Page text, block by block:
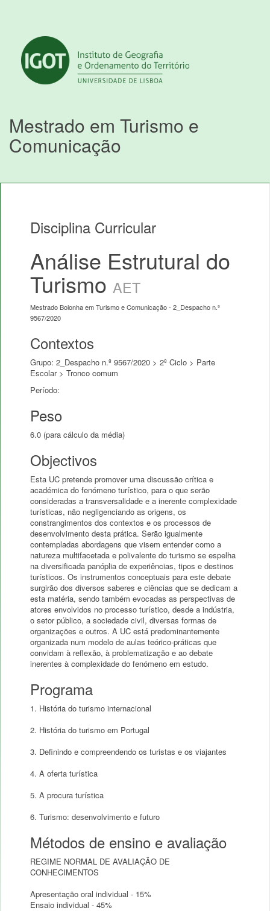
Mestrado em Turismo e
Comunicação
Disciplina Curricular
Análise Estrutural do
Turismo AET
Mestrado Bolonha em Turismo e Comunicação - 2_Despacho n.º
9567/2020
Contextos
Grupo: 2_Despacho n.º 9567/2020 > 2º Ciclo > Parte
Escolar > Tronco comum
Período:
Peso
6.0 (para cálculo da média)
Objectivos
Esta UC pretende promover uma discussão crítica e
académica do fenómeno turístico, para o que serão
consideradas a transversalidade e a inerente complexidade
turísticas, não negligenciando as origens, os
constrangimentos dos contextos e os processos de
desenvolvimento desta prática. Serão igualmente
contempladas abordagens que visem entender como a
natureza multifacetada e polivalente do turismo se espelha
na diversificada panóplia de experiências, tipos e destinos
turísticos. Os instrumentos conceptuais para este debate
surgirão dos diversos saberes e ciências que se dedicam a
esta matéria, sendo também evocadas as perspectivas de
atores envolvidos no processo turístico, desde a indústria,
o setor público, a sociedade civil, diversas formas de
organizações e outros. A UC está predominantemente
organizada num modelo de aulas teórico-práticas que
convidam à reflexão, à problematização e ao debate
inerentes à complexidade do fenómeno em estudo.
Programa
1. História do turismo internacional
2. História do turismo em Portugal
3. Definindo e compreendendo os turistas e os viajantes
4. A oferta turística
5. A procura turística
6. Turismo: desenvolvimento e futuro
Métodos de ensino e avaliação
REGIME NORMAL DE AVALIAÇÃO DE
CONHECIMENTOS
Apresentação oral individual - 15%
Ensaio individual - 45%